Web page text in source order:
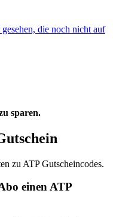
die noch nicht auf
sparen.
zu ATP Gutscheincodes.
einen ATP